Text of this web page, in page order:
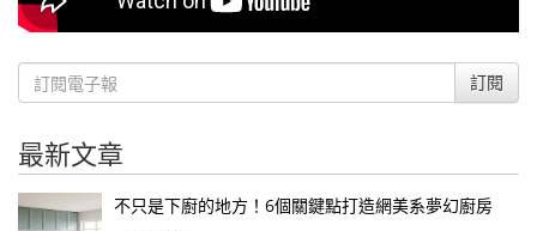
訂閱
最新文章
不只是下廚的地方！6個關鍵點打造網美系夢幻廚房